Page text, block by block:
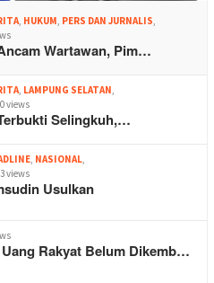
, HUKUM, PERS DAN JURNALIS,
Wartawan, Pim…
, LAMPUNG SELATAN,
views
Selingkuh,…
, NASIONAL,
views
Usulkan
Rakyat Belum Dikemb…